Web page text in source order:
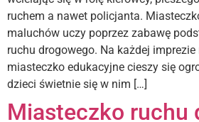
ruchem a nawet policjanta.
maluchów uczy poprzez zabawę
ruchu drogowego. Na każdej
miasteczko edukacyjne cieszy się
dzieci świetnie się w nim […]
Miasteczko ruchu